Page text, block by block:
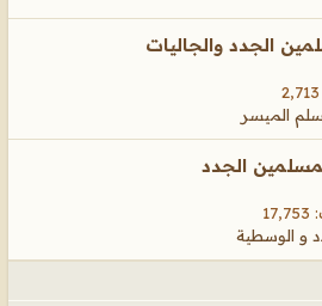
الجدد والجاليات
الميسر
الجدد
و الوسطية